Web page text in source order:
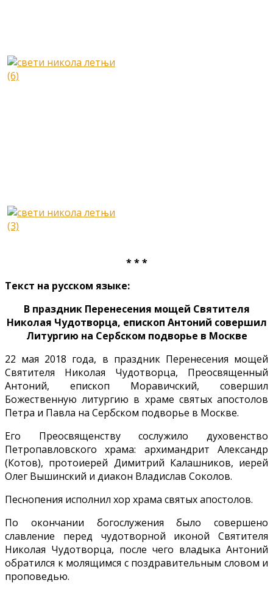
* * *
Текст на русском языке:
В праздник Перенесения мощей Святителя
Николая Чудотворца, епископ Антоний совершил
Литургию на Сербском подворье в Москве
22 мая 2018 года, в праздник Перенесения мощей
Святителя Николая Чудотворца, Преосвященный
Антоний, епископ Моравичский, совершил
Божественную литургию в храме святых апостолов
Петра и Павла на Сербском подворье в Москве.
Его Преосвященству сослужило духовенство
Петропавловского храма: архимандрит Александр
(Котов), протоиерей Димитрий Калашников, иерей
Олег Вышинский и диакон Владислав Соколов.
Песнопения исполнил хор храма святых апостолов.
По окончании богослужения было совершено
славление перед чудотворной иконой Святителя
Николая Чудотворца, после чего владыка Антоний
обратился к молящимся с поздравительным словом и
проповедью.